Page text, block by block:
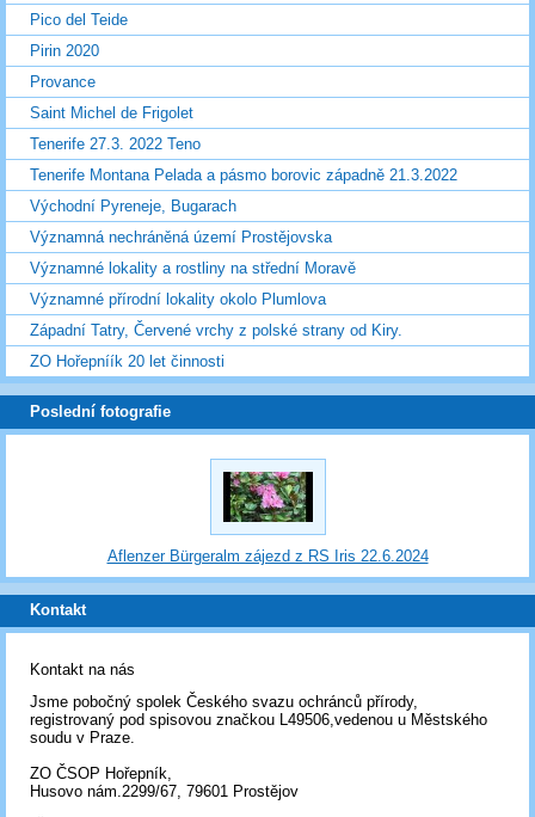
Pico del Teide
Pirin 2020
Provance
Saint Michel de Frigolet
Tenerife 27.3. 2022 Teno
Tenerife Montana Pelada a pásmo borovic západně 21.3.2022
Východní Pyreneje, Bugarach
Významná nechráněná území Prostějovska
Významné lokality a rostliny na střední Moravě
Významné přírodní lokality okolo Plumlova
Západní Tatry, Červené vrchy z polské strany od Kiry.
ZO Hořepníík 20 let činnosti
Poslední fotografie
Aflenzer Bürgeralm zájezd z RS Iris 22.6.2024
Kontakt
Kontakt na nás
Jsme pobočný spolek Českého svazu ochránců přírody,
registrovaný pod spisovou značkou L49506,vedenou u Městského
soudu v Praze.
ZO ČSOP Hořepník,
Husovo nám.2299/67, 79601 Prostějov